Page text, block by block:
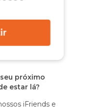
próximo
estar lá?
iFriends e